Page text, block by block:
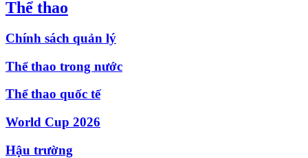
Thể thao
Chính sách quản lý
Thể thao trong nước
Thể thao quốc tế
World Cup 2026
Hậu trường